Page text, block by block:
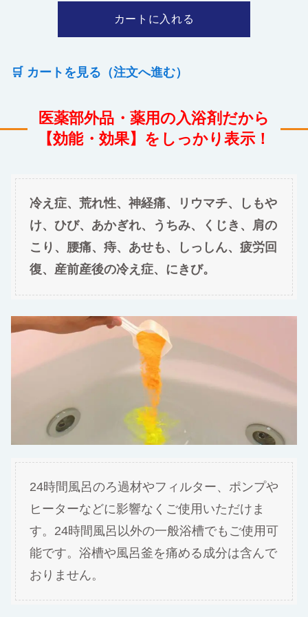
🛒 カートを見る（注文へ進む）
医薬部外品・薬用の入浴剤だから
【効能・効果】をしっかり表示！
冷え症、荒れ性、神経痛、リウマチ、しもや
け、ひび、あかぎれ、うちみ、くじき、肩の
こり、腰痛、痔、あせも、しっしん、疲労回
復、産前産後の冷え症、にきび。
24時間風呂のろ過材やフィルター、ポンプや
ヒーターなどに影響なくご使用いただけま
す。24時間風呂以外の一般浴槽でもご使用可
能です。浴槽や風呂釜を痛める成分は含んで
おりません。